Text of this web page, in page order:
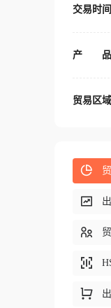
交易时间
产 品
贸易区域